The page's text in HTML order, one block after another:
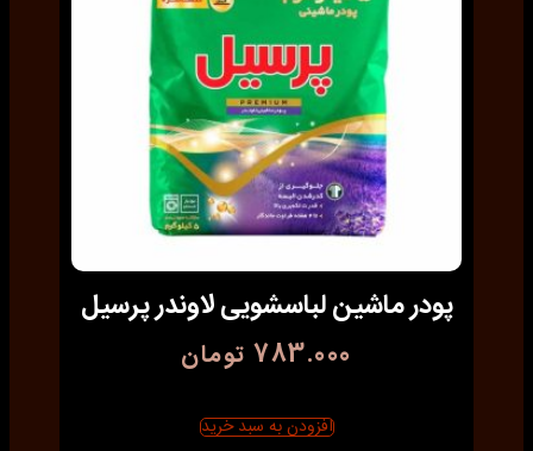
پودر ماشین لباسشویی لاوندر پرسیل
783.000 تومان
افزودن به سبد خرید